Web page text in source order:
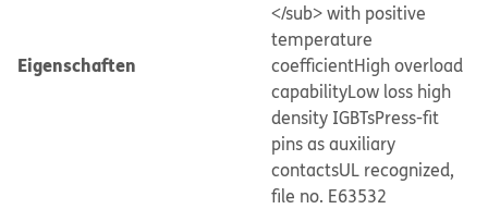
Eigenschaften
</sub> with positive
temperature
coefficientHigh overload
capabilityLow loss high
density IGBTsPress-fit
pins as auxiliary
contactsUL recognized,
file no. E63532